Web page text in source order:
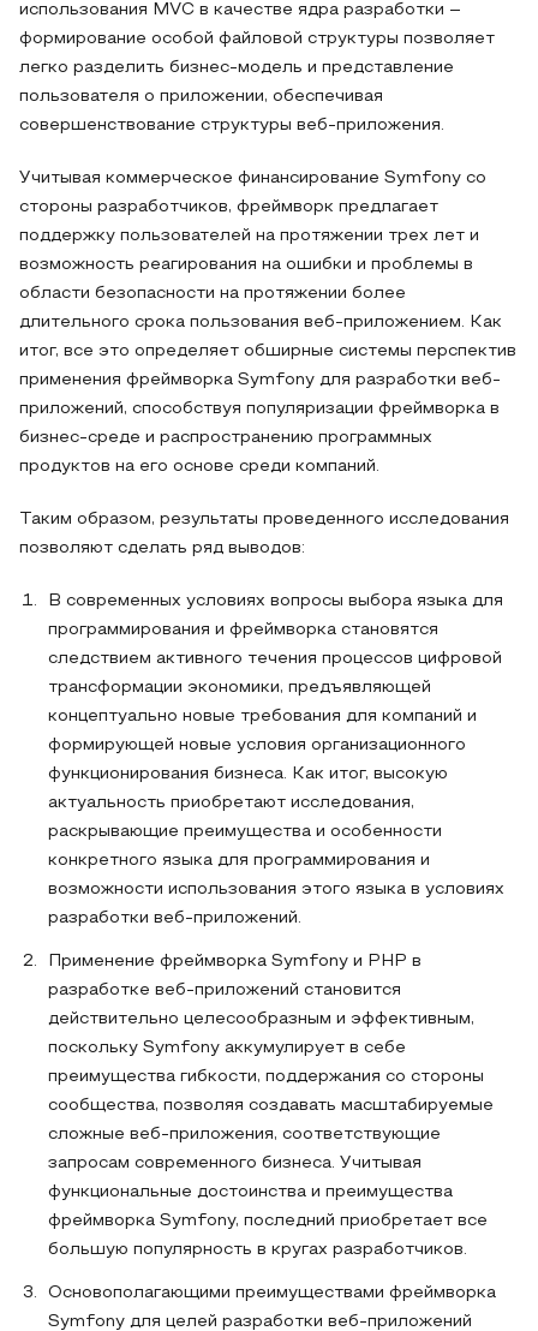
использования MVC в качестве ядра разработки –
формирование особой файловой структуры позволяет
легко разделить бизнес-модель и представление
пользователя о приложении, обеспечивая
совершенствование структуры веб-приложения.
Учитывая коммерческое финансирование Symfony со
стороны разработчиков, фреймворк предлагает
поддержку пользователей на протяжении трех лет и
возможность реагирования на ошибки и проблемы в
области безопасности на протяжении более
длительного срока пользования веб-приложением. Как
итог, все это определяет обширные системы перспектив
применения фреймворка Symfony для разработки веб-
приложений, способствуя популяризации фреймворка в
бизнес-среде и распространению программных
продуктов на его основе среди компаний.
Таким образом, результаты проведенного исследования
позволяют сделать ряд выводов:
В современных условиях вопросы выбора языка для
программирования и фреймворка становятся
следствием активного течения процессов цифровой
трансформации экономики, предъявляющей
концептуально новые требования для компаний и
формирующей новые условия организационного
функционирования бизнеса. Как итог, высокую
актуальность приобретают исследования,
раскрывающие преимущества и особенности
конкретного языка для программирования и
возможности использования этого языка в условиях
разработки веб-приложений.
Применение фреймворка Symfony и PHP в
разработке веб-приложений становится
действительно целесообразным и эффективным,
поскольку Symfony аккумулирует в себе
преимущества гибкости, поддержания со стороны
сообщества, позволяя создавать масштабируемые
сложные веб-приложения, соответствующие
запросам современного бизнеса. Учитывая
функциональные достоинства и преимущества
фреймворка Symfony, последний приобретает все
большую популярность в кругах разработчиков.
Основополагающими преимуществами фреймворка
Symfony для целей разработки веб-приложений